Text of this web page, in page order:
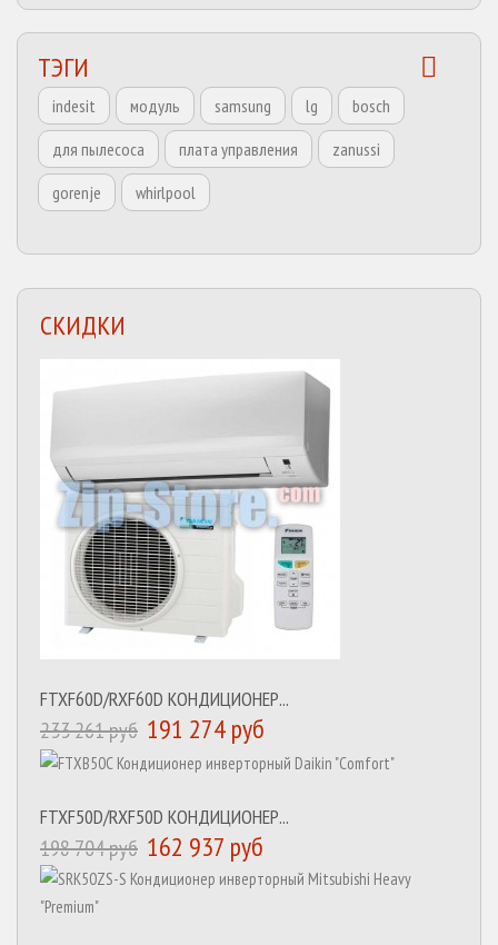
ТЭГИ
indesit модуль samsung lg
bosch
для пылесоса
плата управления
zanussi
gorenje
whirlpool
СКИДКИ
FTXF60D/RXF60D КОНДИЦИОНЕР...
233 261 руб 191 274 руб
FTXF50D/RXF50D КОНДИЦИОНЕР...
198 704 руб 162 937 руб